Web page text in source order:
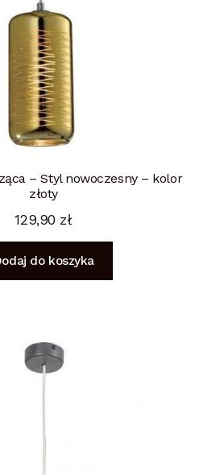
– Styl nowoczesny – kolor
złoty
129,90 zł
do koszyka